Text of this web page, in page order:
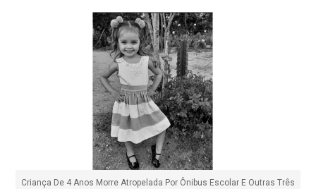
Criança De 4 Anos Morre Atropelada Por Ônibus Escolar E Outras Três